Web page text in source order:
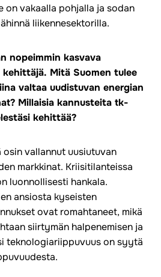
on vakaalla pohjalla ja sodan
liikennesektorilla.
nopeimmin kasvava
Mitä Suomen tulee
valtaa uudistuvan energian
Millaisia kannusteita tk-
kehittää?
osin vallannut uusiutuvan
markkinat. Kriisitilanteissa
luonnollisesti hankala.
ansiosta kyseisten
ovat romahtaneet, mikä
siirtymän halpenemisen ja
teknologiariippuvuus on syytä